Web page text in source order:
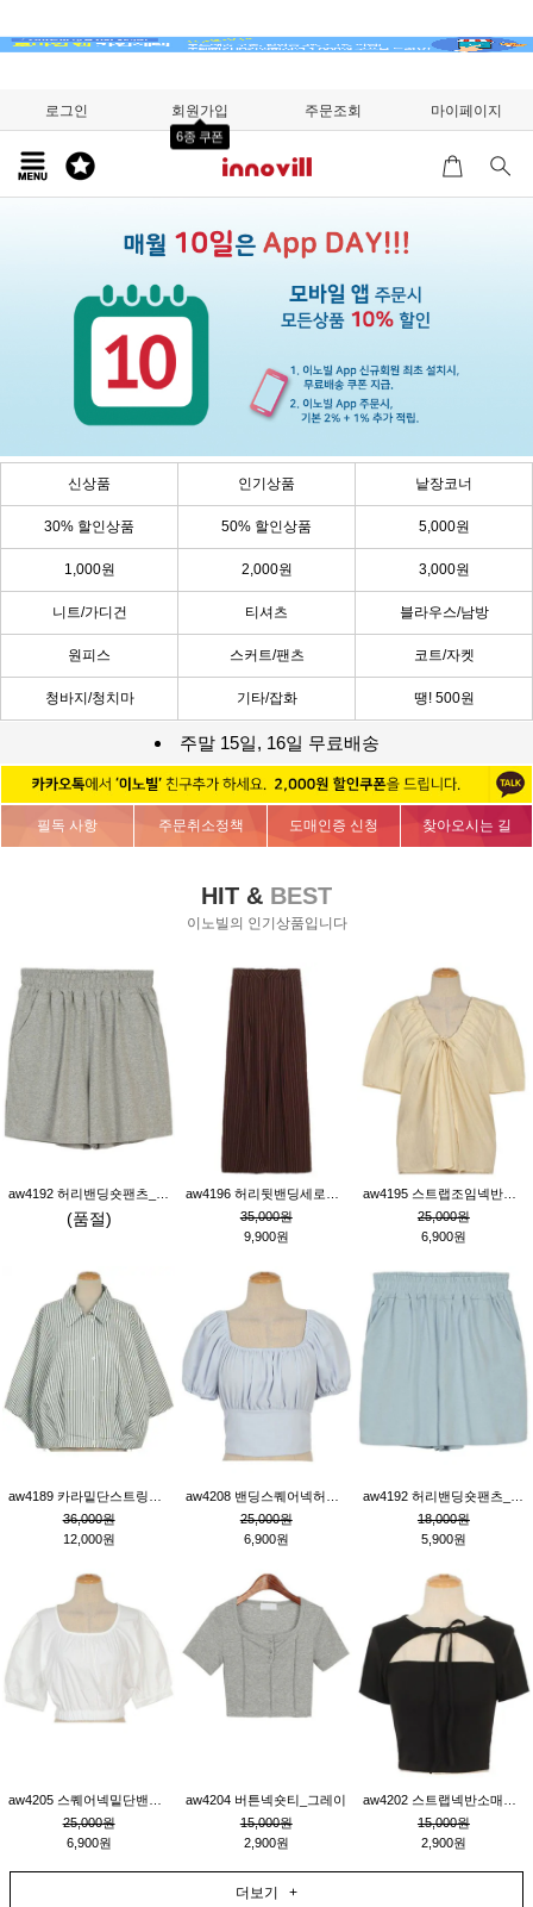
로그인 회원가입
6종 쿠폰
주문조회 마이페이지
신상품 인기상품 낱장코너
30% 할인상품 50% 할인상품 5,000원
1,000원 2,000원 3,000원
니트/가디건 티셔츠 블라우스/남방
원피스 스커트/팬츠 코트/자켓
청바지/청치마 기타/잡화 땡! 500원
주말 15일, 16일 무료배송
필독 사항 주문취소정책 도매인증 신청 찾아오시는 길
HIT & BEST
이노빌의 인기상품입니다
(품절)
35,000원
9,900원
25,000원
6,900원
36,000원
12,000원
25,000원
6,900원
18,000원
5,900원
25,000원
6,900원
aw4204 버튼넥숏티_그레이
15,000원
2,900원
15,000원
2,900원
더보기 +